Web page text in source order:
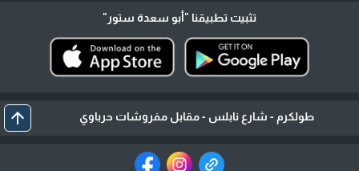
تثبيت تطبيقنا "أبو سعدة ستور"
طولكرم - شارع نابلس - مقابل مفروشات حرباوي arrow_upward